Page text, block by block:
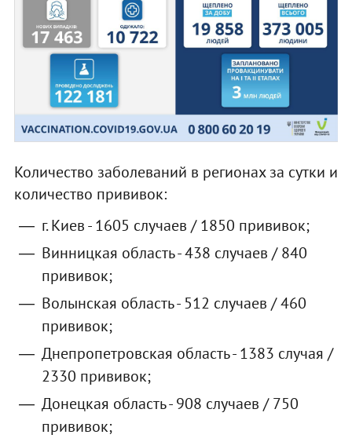
Количество заболеваний в регионах за сутки и
количество прививок:
г. Киев - 1605 случаев / 1850 прививок;
Винницкая область - 438 случаев / 840
прививок;
Волынская область - 512 случаев / 460
прививок;
Днепропетровская область - 1383 случая /
2330 прививок;
Донецкая область - 908 случаев / 750
прививок;